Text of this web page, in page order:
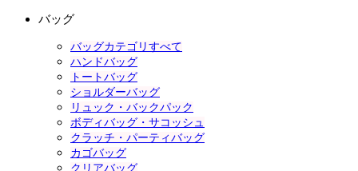
バッグ
バッグカテゴリすべて
ハンドバッグ
トートバッグ
ショルダーバッグ
リュック・バックパック
ボディバッグ・サコッシュ
クラッチ・パーティバッグ
カゴバッグ
クリアバッグ